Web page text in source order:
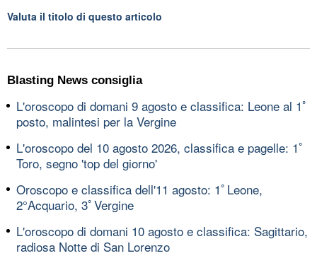
Valuta il titolo di questo articolo
Blasting News consiglia
L'oroscopo di domani 9 agosto e classifica: Leone al 1ﾟ
posto, malintesi per la Vergine
L'oroscopo del 10 agosto 2026, classifica e pagelle: 1ﾟ
Toro, segno 'top del giorno'
Oroscopo e classifica dell'11 agosto: 1ﾟLeone,
2°Acquario, 3ﾟVergine
L'oroscopo di domani 10 agosto e classifica: Sagittario,
radiosa Notte di San Lorenzo